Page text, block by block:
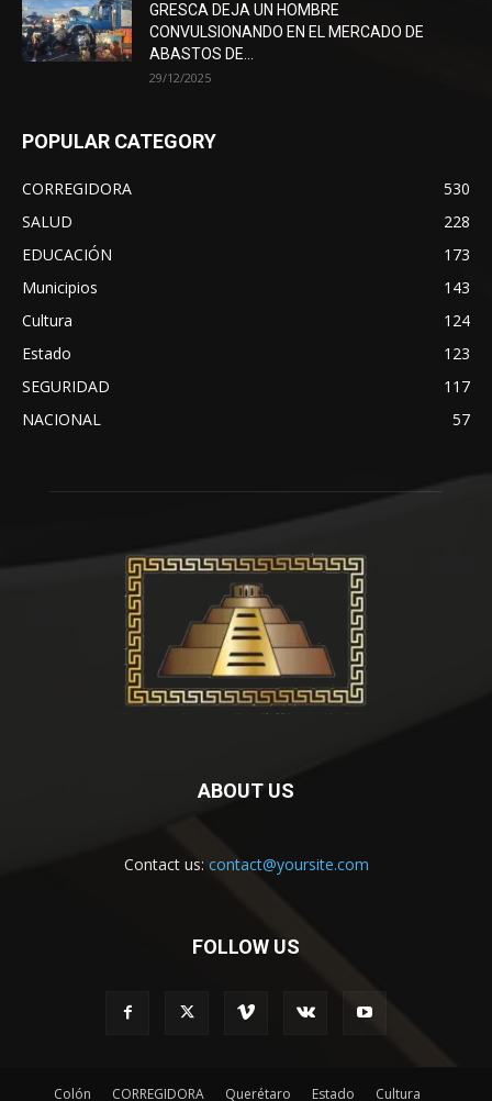
GRESCA DEJA UN HOMBRE
CONVULSIONANDO EN EL MERCADO DE
ABASTOS DE...
29/12/2025
POPULAR CATEGORY
CORREGIDORA
530
SALUD
228
EDUCACIÓN
173
Municipios
143
Cultura
124
Estado
123
SEGURIDAD
117
NACIONAL
57
ABOUT US
Contact us: contact@yoursite.com
FOLLOW US
Colón CORREGIDORA Querétaro Estado Cultura